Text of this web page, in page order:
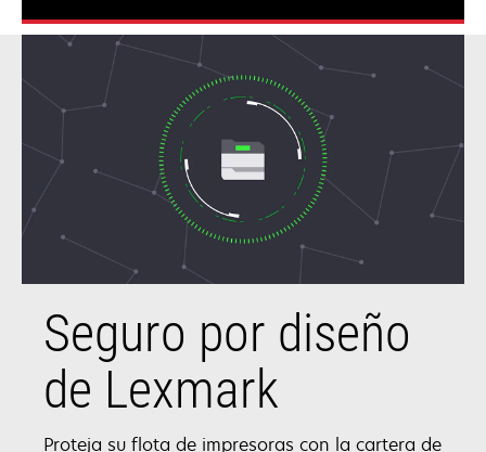
Seguro por diseño
de Lexmark
Proteja su flota de impresoras con la cartera de